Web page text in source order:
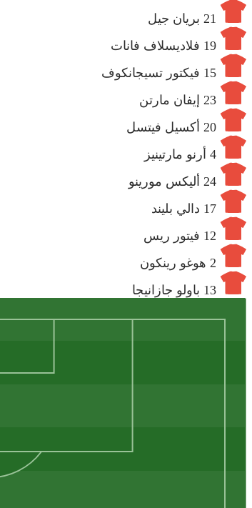
21 بريان جيل
19 فلاديسلاف فانات
15 فيكتور تسيجانكوف
23 إيفان مارتن
20 أكسيل فيتسل
4 أرنو مارتينيز
24 أليكس مورينو
17 دالي بليند
12 فيتور ريس
2 هوغو رينكون
13 باولو جازانيجا